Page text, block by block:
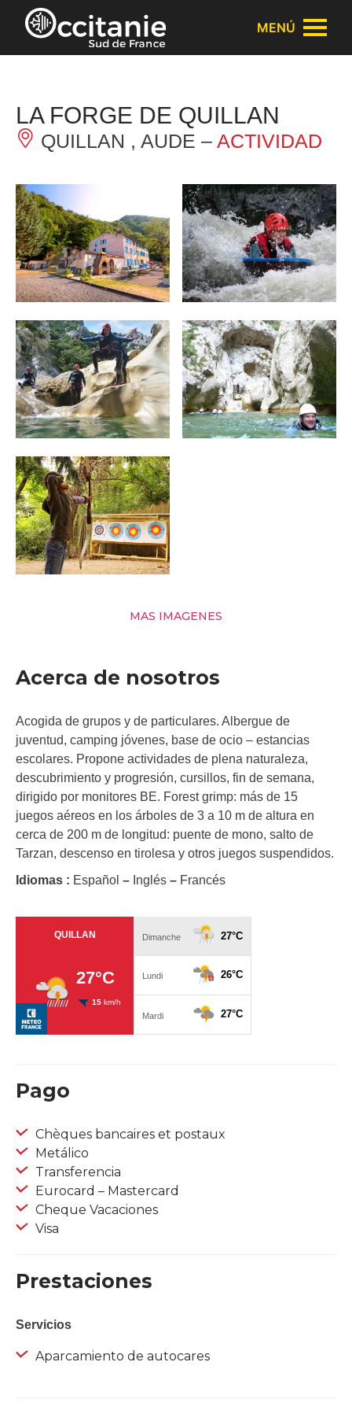
Panel de gestión de cookies
MENÚ
LA FORGE DE QUILLAN
QUILLAN , AUDE – ACTIVIDAD
MAS IMAGENES
Acerca de nosotros
Acogida de grupos y de particulares. Albergue de
juventud, camping jóvenes, base de ocio – estancias
escolares. Propone actividades de plena naturaleza,
descubrimiento y progresión, cursillos, fin de semana,
dirigido por monitores BE. Forest grimp: más de 15
juegos aéreos en los árboles de 3 a 10 m de altura en
cerca de 200 m de longitud: puente de mono, salto de
Tarzan, descenso en tirolesa y otros juegos suspendidos.
Idiomas : Español – Inglés – Francés
Pago
Chèques bancaires et postaux
Metálico
Transferencia
Eurocard – Mastercard
Cheque Vacaciones
Visa
Prestaciones
Servicios
Aparcamiento de autocares